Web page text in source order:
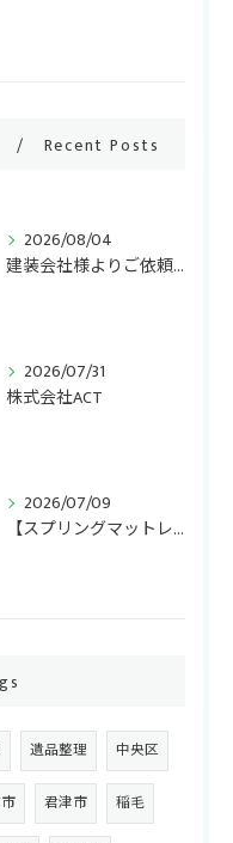
Recent Posts
2026/08/04
建装会社様よりご依頼いただき、キッチンリフォームで発生した廃...
2026/07/31
株式会社ACT
2026/07/09
【スプリングマットレス・折りたたみマットレス回収】
遺品整理 中央区
君津市 稲毛
はこちら